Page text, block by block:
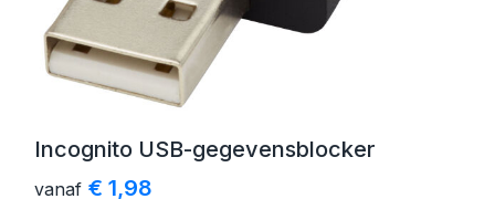
Incognito USB-gegevensblocker
vanaf € 1,98